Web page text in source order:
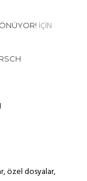
IÇIN
özel dosyalar,